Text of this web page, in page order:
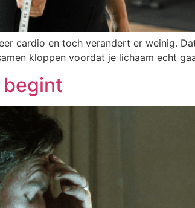
cardio en toch verandert er weinig.
kloppen voordat je lichaam echt
begint